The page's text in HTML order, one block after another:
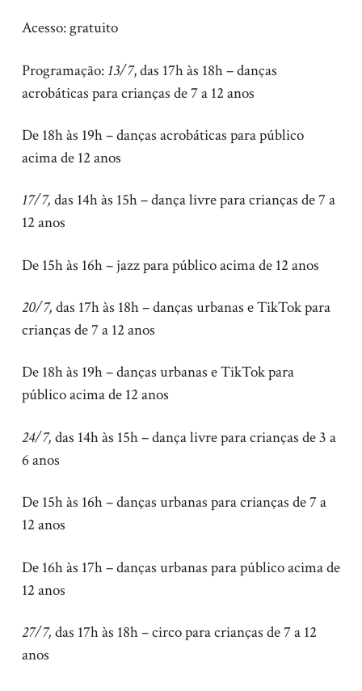
Acesso: gratuito
Programação: 13/7, das 17h às 18h – danças
acrobáticas para crianças de 7 a 12 anos
De 18h às 19h – danças acrobáticas para público
acima de 12 anos
17/7, das 14h às 15h – dança livre para crianças de 7 a
12 anos
De 15h às 16h – jazz para público acima de 12 anos
20/7, das 17h às 18h – danças urbanas e TikTok para
crianças de 7 a 12 anos
De 18h às 19h – danças urbanas e TikTok para
público acima de 12 anos
24/7, das 14h às 15h – dança livre para crianças de 3 a
6 anos
De 15h às 16h – danças urbanas para crianças de 7 a
12 anos
De 16h às 17h – danças urbanas para público acima de
12 anos
27/7, das 17h às 18h – circo para crianças de 7 a 12
anos